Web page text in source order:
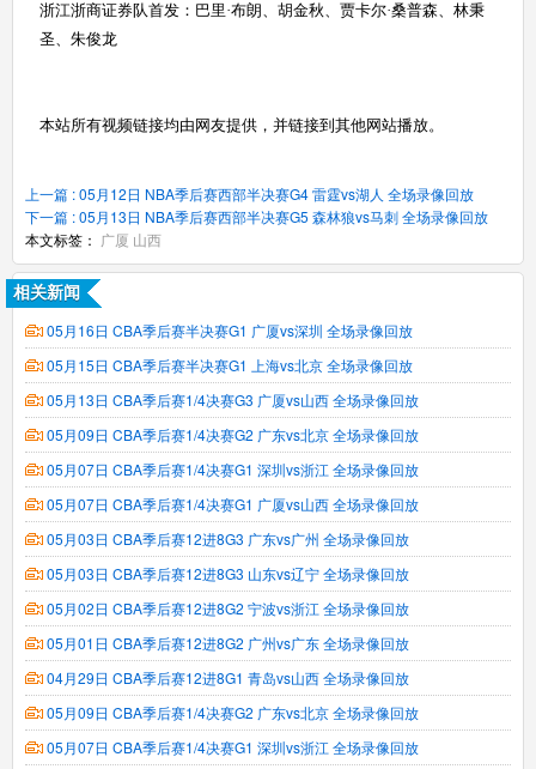
浙江浙商证券队首发：巴里·布朗、胡金秋、贾卡尔·桑普森、林秉
圣、朱俊龙
本站所有视频链接均由网友提供，并链接到其他网站播放。
上一篇 : 05月12日 NBA季后赛西部半决赛G4 雷霆vs湖人 全场录像回放
下一篇 : 05月13日 NBA季后赛西部半决赛G5 森林狼vs马刺 全场录像回放
本文标签： 广厦 山西
相关新闻
05月16日 CBA季后赛半决赛G1 广厦vs深圳 全场录像回放
05月15日 CBA季后赛半决赛G1 上海vs北京 全场录像回放
05月13日 CBA季后赛1/4决赛G3 广厦vs山西 全场录像回放
05月09日 CBA季后赛1/4决赛G2 广东vs北京 全场录像回放
05月07日 CBA季后赛1/4决赛G1 深圳vs浙江 全场录像回放
05月07日 CBA季后赛1/4决赛G1 广厦vs山西 全场录像回放
05月03日 CBA季后赛12进8G3 广东vs广州 全场录像回放
05月03日 CBA季后赛12进8G3 山东vs辽宁 全场录像回放
05月02日 CBA季后赛12进8G2 宁波vs浙江 全场录像回放
05月01日 CBA季后赛12进8G2 广州vs广东 全场录像回放
04月29日 CBA季后赛12进8G1 青岛vs山西 全场录像回放
05月09日 CBA季后赛1/4决赛G2 广东vs北京 全场录像回放
05月07日 CBA季后赛1/4决赛G1 深圳vs浙江 全场录像回放